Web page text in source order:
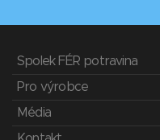
Spolek FÉR potravina
Pro výrobce
Média